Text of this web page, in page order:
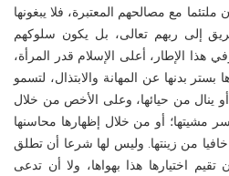
ملتئما مع مصالحهم المعتبرة، فلا يبغونها
إلى ربهم تعالى، بل يكون سلوكهم
هذا الإطار، أعلى الإسلام قدر المرأة،
بدنها عن المهانة والابتذال، لتسمو
ينال من حيائها، وعلى الأخص من خلال
مشيتها؛ أو من خلال إظهارها محاسنها
خافيا من زينتها. وليس لها شرعا أن تطلق
تقيم اختيارها هذا بهواها، ولا أن تدعى